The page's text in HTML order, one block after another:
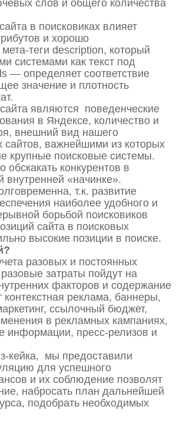
слов и общего количества
в поисковиках влияет
и хорошо
теги description, который
системами как текст под
— определяет соответствие
значение и плотность
являются поведенческие
в Яндексе, количество и
внешний вид нашего
сайтов, важнейшими из которых
крупные поисковые системы.
конкурентов в
внутренней «начинке».
т.к. развитие
наиболее удобного и
борьбой поисковиков
сайта в поисковых
высокие позиции в поиске.
разовых и постоянных
затраты пойдут на
факторов и содержание
реклама, баннеры,
ссылочный бюджет,
в рекламных кампаниях,
информации, пресс-релизов и
кейка, мы предоставили
для успешного
и их соблюдение позволят
набросать план дальнейшей
подобрать необходимых